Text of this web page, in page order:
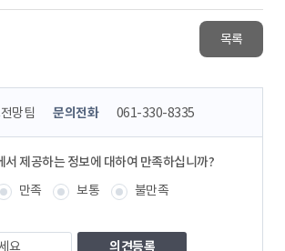
목록
망팀 문의전화 061-330-8335
서 제공하는 정보에 대하여 만족하십니까?
만족 보통
불만족